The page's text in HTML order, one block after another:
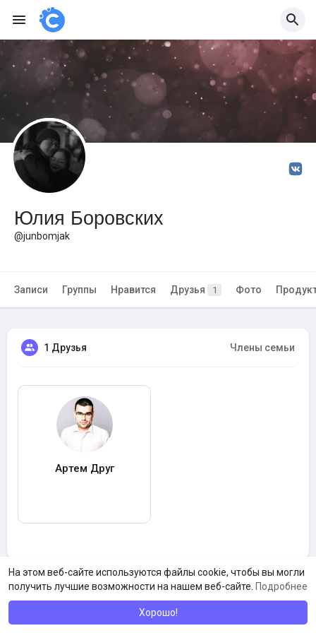
На этом веб-сайте используются файлы cookie, чтобы вы могли
получить лучшие возможности на нашем веб-сайте. Подробнее
Хорошо!
Юлия Боровских
@junbomjak
Записи Группы Нравится Друзья 1 Фото
1 Друзья Члены семьи
Артем Друг